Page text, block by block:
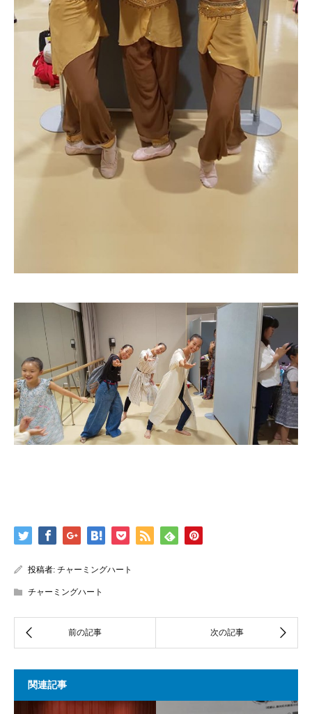
投稿者: チャーミングハート
チャーミングハート
関連記事